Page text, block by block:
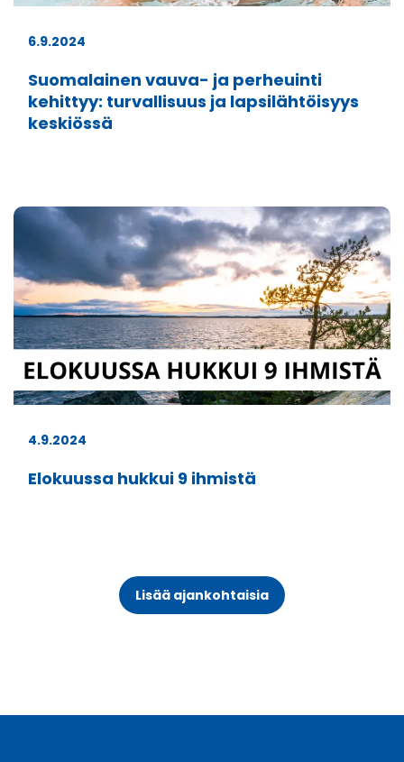
6.9.2024
Suomalainen vauva- ja perheuinti
kehittyy: turvallisuus ja lapsilähtöisyys
keskiössä
4.9.2024
Elokuussa hukkui 9 ihmistä
Lisää ajankohtaisia